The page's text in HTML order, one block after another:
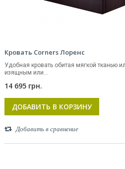
Кровать Corners Лоренс
Удобная кровать обитая мягкой тканью
изящным или...
14 695 грн.
ДОБАВИТЬ В КОРЗИНУ
Добавить в сравнение